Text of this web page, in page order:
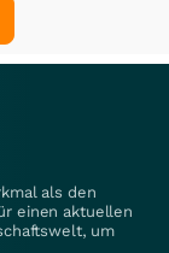
als den
einen aktuellen
um